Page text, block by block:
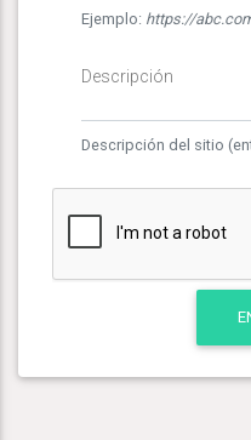
Ejemplo: https://
Descripción
Descripción del sitio